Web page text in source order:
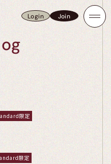
Login
Join
限定
限定